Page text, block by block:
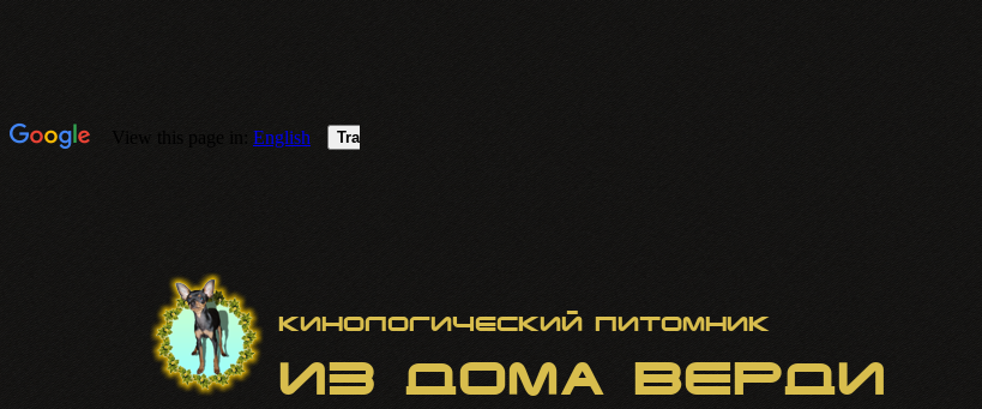
Кинологический питомник
ИЗ ДОМА ВЕРДИ